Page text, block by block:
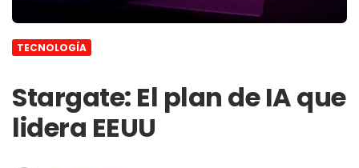
TECNOLOGÍA
Stargate: El plan de IA que
lidera EEUU